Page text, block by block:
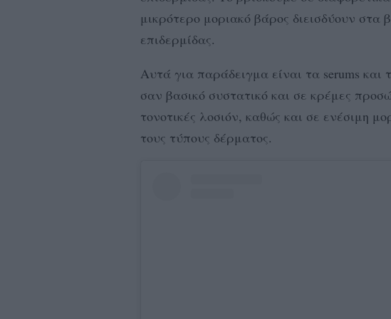
μικρότερο μοριακό βάρος διεισδύουν
επιδερμίδας.
Αυτά για παράδειγμα είναι τα serums και
σαν βασικό συστατικό και σε κρέμες
τονοτικές λοσιόν, καθώς και σε ενέσιμη
τους τύπους δέρματος.